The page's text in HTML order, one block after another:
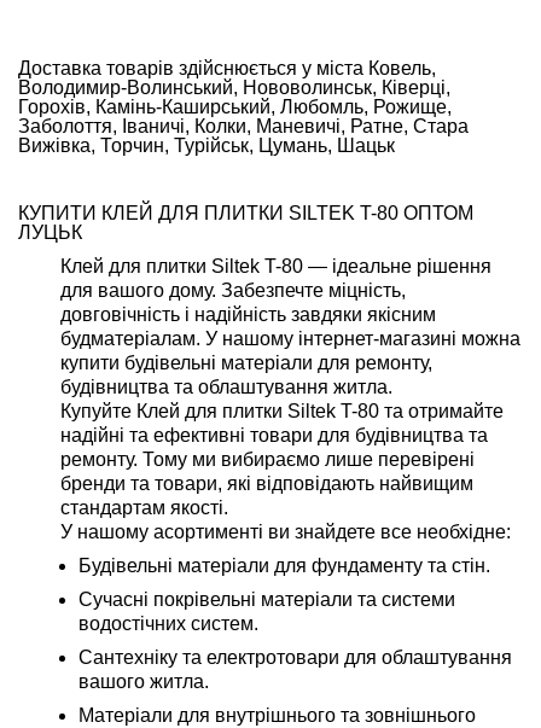
Доставка товарів здійснюється у міста Ковель,
Володимир-Волинський, Нововолинськ, Ківерці,
Горохів, Камінь-Каширський, Любомль, Рожище,
Заболоття, Іваничі, Колки, Маневичі, Ратне, Стара
Вижівка, Торчин, Турійськ, Цумань, Шацьк
КУПИТИ КЛЕЙ ДЛЯ ПЛИТКИ SILTEK T-80 ОПТОМ
ЛУЦЬК
Клей для плитки Siltek T-80 — ідеальне рішення
для вашого дому. Забезпечте міцність,
довговічність і надійність завдяки якісним
будматеріалам. У нашому інтернет-магазині можна
купити будівельні матеріали для ремонту,
будівництва та облаштування житла.
Купуйте Клей для плитки Siltek T-80 та отримайте
надійні та ефективні товари для будівництва та
ремонту. Тому ми вибираємо лише перевірені
бренди та товари, які відповідають найвищим
стандартам якості.
У нашому асортименті ви знайдете все необхідне:
Будівельні матеріали для фундаменту та стін.
Сучасні покрівельні матеріали та системи
водостічних систем.
Сантехніку та електротовари для облаштування
вашого житла.
Матеріали для внутрішнього та зовнішнього